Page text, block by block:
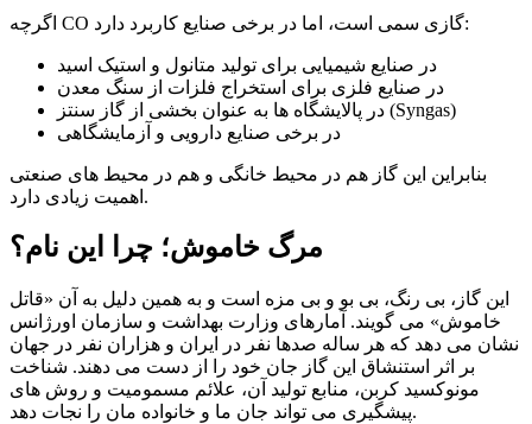
اگرچه CO گازی سمی است، اما در برخی صنایع کاربرد دارد:
در صنایع شیمیایی برای تولید متانول و استیک اسید
در صنایع فلزی برای استخراج فلزات از سنگ معدن
در پالایشگاه ها به عنوان بخشی از گاز سنتز (Syngas)
در برخی صنایع دارویی و آزمایشگاهی
بنابراین این گاز هم در محیط خانگی و هم در محیط های صنعتی
اهمیت زیادی دارد.
مرگ خاموش؛ چرا این نام؟
این گاز، بی رنگ، بی بو و بی مزه است و به همین دلیل به آن «قاتل
خاموش» می گویند. آمارهای وزارت بهداشت و سازمان اورژانس
نشان می دهد که هر ساله صدها نفر در ایران و هزاران نفر در جهان
بر اثر استنشاق این گاز جان خود را از دست می دهند. شناخت
مونوکسید کربن، منابع تولید آن، علائم مسمومیت و روش های
پیشگیری می تواند جان ما و خانواده مان را نجات دهد.